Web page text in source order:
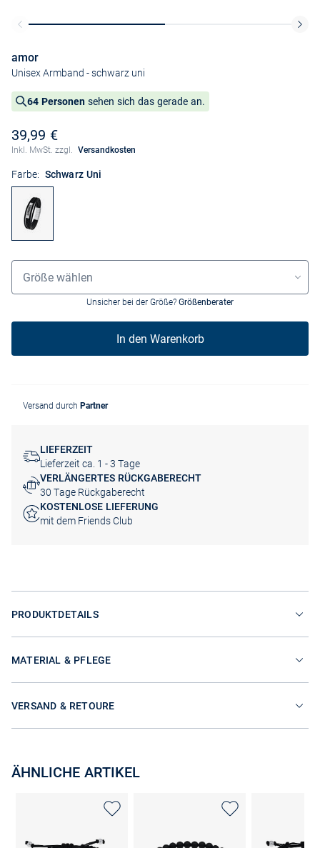
amor
Unisex Armband - schwarz uni
64 Personen sehen sich das gerade an.
39,99 €
Inkl. MwSt. zzgl. Versandkosten
Farbe: Schwarz Uni
Größenauswahl
Größe wählen
Unsicher bei der Größe? Größenberater
In den Warenkorb
Versand durch Partner
LIEFERZEIT
Lieferzeit ca. 1 - 3 Tage
VERLÄNGERTES RÜCKGABERECHT
30 Tage Rückgaberecht
KOSTENLOSE LIEFERUNG
mit dem Friends Club
PRODUKTDETAILS
MATERIAL & PFLEGE
VERSAND & RETOURE
ÄHNLICHE ARTIKEL